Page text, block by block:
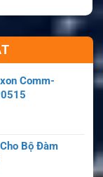
Comm-
Bộ Đàm